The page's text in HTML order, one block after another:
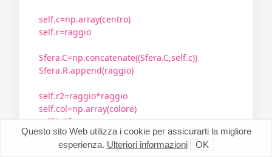
self.c=np.array(centro)
self.r=raggio
Sfera.C=np.concatenate((Sfera.C,self.c))
Sfera.R.append(raggio)
self.r2=raggio*raggio
self.col=np.array(colore)
self.i=Sfera.n
Sfera.n+=1
Questo sito Web utilizza i cookie per assicurarti la migliore
esperienza. Ulteriori informazioni OK